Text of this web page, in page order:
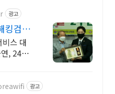
광고
킹검사
스 대
, 24시
광고